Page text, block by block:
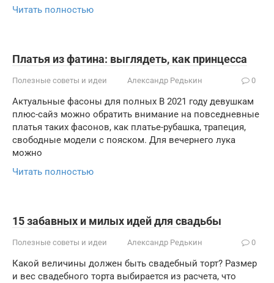
Читать полностью
Платья из фатина: выглядеть, как принцесса
Полезные советы и идеи Александр Редькин 0
Актуальные фасоны для полных В 2021 году девушкам
плюс-сайз можно обратить внимание на повседневные
платья таких фасонов, как платье-рубашка, трапеция,
свободные модели с пояском. Для вечернего лука
можно
Читать полностью
15 забавных и милых идей для свадьбы
Полезные советы и идеи Александр Редькин 0
Какой величины должен быть свадебный торт? Размер
и вес свадебного торта выбирается из расчета, что